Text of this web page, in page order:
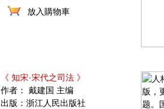
放入購物車
《 知宋·宋代之司法 》
作者： 戴建国 主编
出版：浙江人民出版社